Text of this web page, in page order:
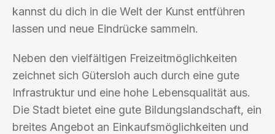
kannst du dich in die Welt der Kunst entführen
lassen und neue Eindrücke sammeln.
Neben den vielfältigen Freizeitmöglichkeiten
zeichnet sich Gütersloh auch durch eine gute
Infrastruktur und eine hohe Lebensqualität aus.
Die Stadt bietet eine gute Bildungslandschaft, ein
breites Angebot an Einkaufsmöglichkeiten und